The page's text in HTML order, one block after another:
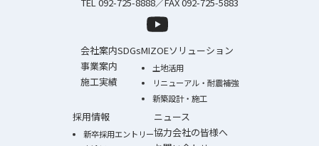
会社案内
事業案内
施工実績
SDGsMIZOEソリューション
土地活用
リニューアル・耐震補強
新築設計・施工
採用情報
新卒採用エントリー
ニュース
協力会社の皆様へ